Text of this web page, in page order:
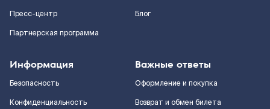
Пресс-центр
Партнерская программа
Блог
Информация
Безопасность
Конфиденциальность
Важные ответы
Оформление и покупка
Возврат и обмен билета